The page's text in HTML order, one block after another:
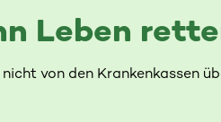
Leben
von den Krankenkassen